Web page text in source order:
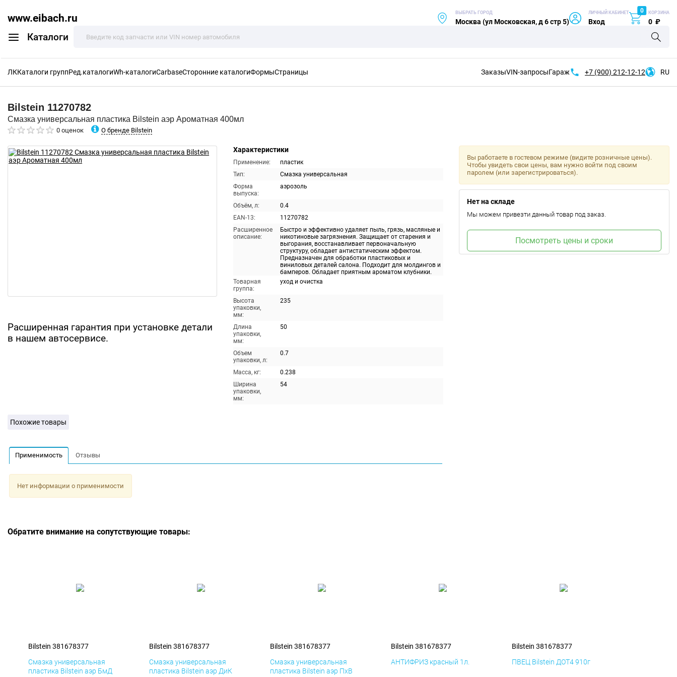
www.eibach.ru
Каталоги
ВЫБРАТЬ ГОРОД
Москва (ул Московская, д 6 стр 5)
ЛИЧНЫЙ КАБИНЕТ
Вход
0 КОРЗИНА
0 ₽
ЛККаталоги группРед.каталогиWh-каталогиCarbaseСторонние каталогиФормыСтраницы ЗаказыVIN-запросыГараж +7 (900) 212-12-12 RU
Bilstein 11270782
Смазка универсальная пластика Bilstein аэр Ароматная 400мл
0 оценок О бренде Bilstein
Расширенная гарантия при установке детали
в нашем автосервисе.
Характеристики
Применение:
пластик
Тип:
Смазка универсальная
Форма
выпуска:
аэрозоль
Объём, л:
0.4
EAN-13:
11270782
Расширенное
описание:
Быстро и эффективно удаляет пыль, грязь, масляные и
никотиновые загрязнения. Защищает от старения и
выгорания, восстанавливает первоначальную
структуру, обладает антистатическим эффектом.
Предназначен для обработки пластиковых и
виниловых деталей салона. Подходит для молдингов и
бамперов. Обладает приятным ароматом клубники.
Товарная
группа:
уход и очистка
Высота
упаковки,
мм:
235
Длина
упаковки,
мм:
50
Объем
упаковки, л:
0.7
Масса, кг:
0.238
Ширина
упаковки,
мм:
54
Вы работаете в гостевом режиме (видите розничные цены).
Чтобы увидеть свои цены, вам нужно войти под своим
паролем (или зарегистрироваться).
Нет на складе
Мы можем привезти данный товар под заказ.
Посмотреть цены и сроки
Похожие товары
Применимость Отзывы
Нет информации о применимости
Обратите внимание на сопутствующие товары:
Bilstein 381678377
Смазка универсальная
пластика Bilstein аэр БмД
Bilstein 381678377
Смазка универсальная
пластика Bilstein аэр ДиК
Bilstein 381678377
Смазка универсальная
пластика Bilstein аэр ПхВ
Bilstein 381678377
АНТИФРИЗ красный 1л.
Bilstein 381678377
ПВЕЦ Bilstein ДОТ4 910г